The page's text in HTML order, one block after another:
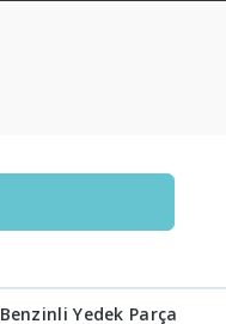
Benzinli Yedek Parça